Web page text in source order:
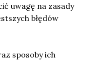
uwagę na zasady
błędów
sposoby ich